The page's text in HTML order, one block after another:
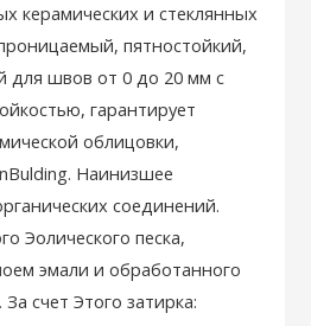
керамических и стеклянных
пятностойкий,
для швов от 0 до 20 мм с
гарантирует
облицовки,
Наинизшее
соединений.
Эолического песка,
эмали и обработанного
счет Этого затирка: